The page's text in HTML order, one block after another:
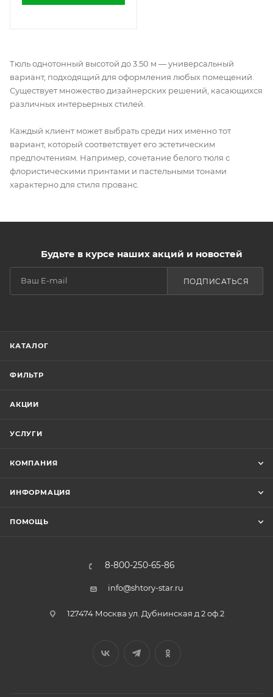
Тюль однотонный высотой до 3.50 м — универсальный
вариант, подходящий для оформления любых помещений.
Существует множество дизайнерских решений, касающихся
различных интерьерных стилей.
Каждый клиент может выбрать среди них именно тот
вариант, который соответствует его эстетическим
предпочтениям. Например, сочетание белого тюля с
флористическими принтами и пастельными тонами
характерно для стиля прованс.
Будьте в курсе наших акций и новостей
ПОДПИСАТЬСЯ
КАТАЛОГ
ФИЛЬТР
АКЦИИ
УСЛУГИ
КОМПАНИЯ
ИНФОРМАЦИЯ
ПОМОЩЬ
8-800-250-65-86
info@shtory-star.ru
127474 Москва ул. Дубнинская д 2 оф.2